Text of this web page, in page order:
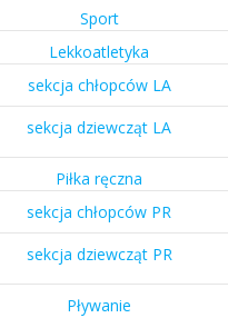
Sport
Lekkoatletyka
sekcja chłopców LA
sekcja dziewcząt LA
Piłka ręczna
sekcja chłopców PR
sekcja dziewcząt PR
Pływanie